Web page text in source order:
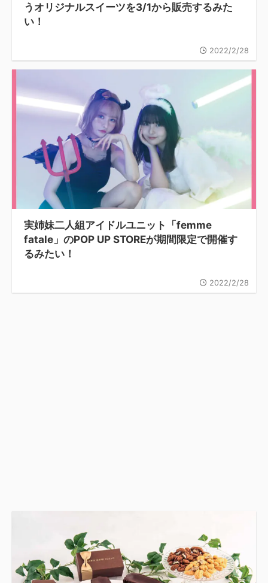
うオリジナルスイーツを3/1から販売するみた
い！
2022/2/28
実姉妹二人組アイドルユニット「femme
fatale」のPOP UP STOREが期間限定で開催す
るみたい！
2022/2/28